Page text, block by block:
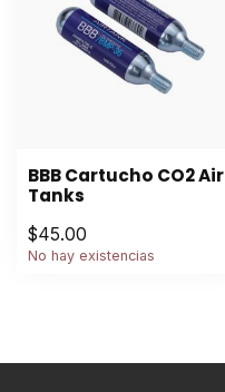
BBB Cartucho CO2 Air
Tanks
$45.00
No hay existencias